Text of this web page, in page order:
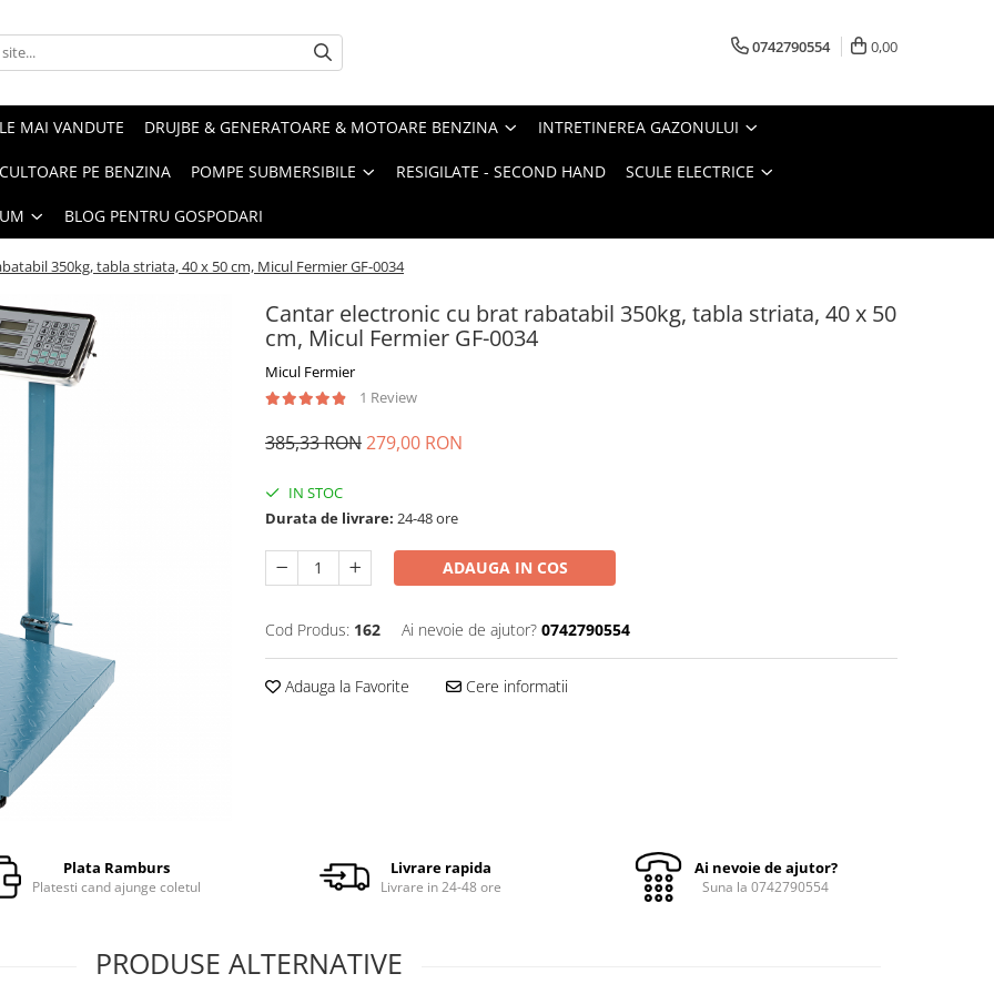
0742790554 0,00
MAI VANDUTE DRUJBE & GENERATOARE & MOTOARE BENZINA INTRETINEREA GAZONULUI
PE BENZINA POMPE SUBMERSIBILE RESIGILATE - SECOND HAND SCULE ELECTRICE
BLOG PENTRU GOSPODARI
350kg, tabla striata, 40 x 50 cm, Micul Fermier GF-0034
Cantar electronic cu brat rabatabil 350kg, tabla striata, 40 x 50
cm, Micul Fermier GF-0034
Micul Fermier
1 Review
385,33 RON279,00 RON
IN STOC
Durata de livrare: 24-48 ore
ADAUGA IN COS
Cod Produs: 162 Ai nevoie de ajutor? 0742790554
Adauga la Favorite Cere informatii
Plata Ramburs
Platesti cand ajunge coletul
Livrare rapida
Livrare in 24-48 ore
Ai nevoie de ajutor?
Suna la 0742790554
PRODUSE ALTERNATIVE